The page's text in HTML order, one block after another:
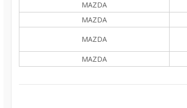
MAZDA
MAZDA
MAZDA
MAZDA